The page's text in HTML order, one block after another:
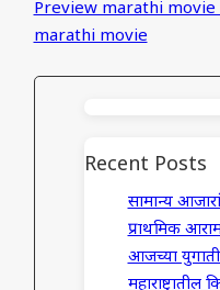
Preview marathi
marathi movie
Recent Posts
सामान्य
प्राथमिक
आजच्या
महाराष्ट्रातील